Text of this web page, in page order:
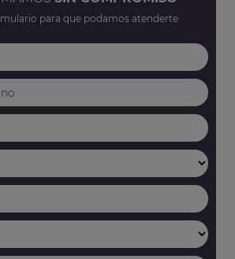
para que podamos atenderte